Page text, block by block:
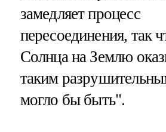
замедляет процесс
пересоединения, так
Солнца на Землю
таким
могло бы быть".